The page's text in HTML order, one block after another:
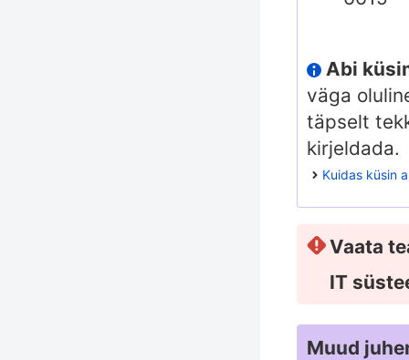
Abi
väga
täpselt
kirjeldada.
Kuidas küsin
Vaata
IT
Muud